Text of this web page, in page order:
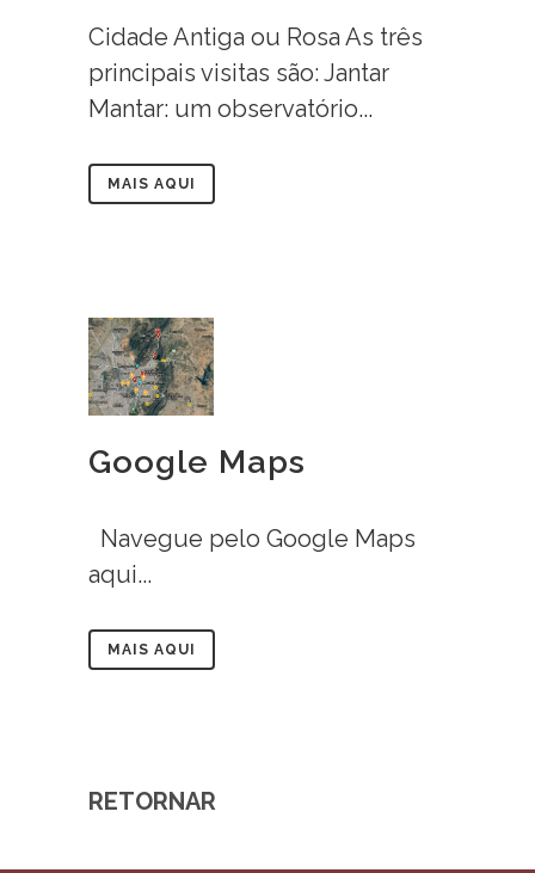
Cidade Antiga ou Rosa As três
principais visitas são: Jantar
Mantar: um observatório...
MAIS AQUI
Google Maps
Navegue pelo Google Maps
aqui...
MAIS AQUI
RETORNAR